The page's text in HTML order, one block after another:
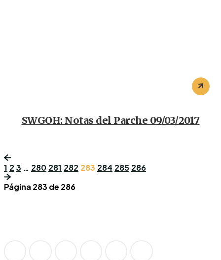
SWGOH: Notas del Parche 09/03/2017
1 2 3 … 280 281 282 283 284 285 286
Página 283 de 286